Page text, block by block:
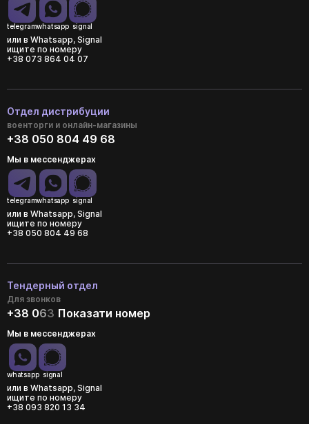
telegramwhatsapp signal
или в Whatsapp, Signal
ищите по номеру
+38 073 864 04 07
Отдел дистрибуции
военторги и онлайн-магазины
+38 050 804 49 68
Мы в мессенджерах
telegramwhatsapp signal
или в Whatsapp, Signal
ищите по номеру
+38 050 804 49 68
Тендерный отдел
Для звонков
+38 063 Показати номер
Мы в мессенджерах
whatsapp signal
или в Whatsapp, Signal
ищите по номеру
+38 093 820 13 34